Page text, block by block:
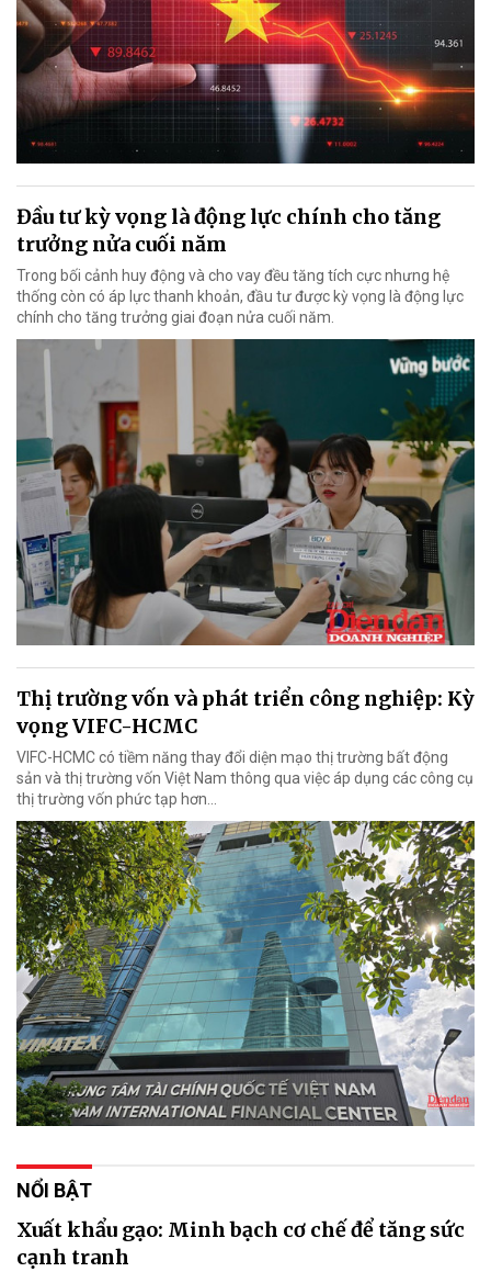
Đầu tư kỳ vọng là động lực chính cho tăng
trưởng nửa cuối năm
Trong bối cảnh huy động và cho vay đều tăng tích cực nhưng hệ
thống còn có áp lực thanh khoản, đầu tư được kỳ vọng là động lực
chính cho tăng trưởng giai đoạn nửa cuối năm.
Thị trường vốn và phát triển công nghiệp: Kỳ
vọng VIFC-HCMC
VIFC-HCMC có tiềm năng thay đổi diện mạo thị trường bất động
sản và thị trường vốn Việt Nam thông qua việc áp dụng các công cụ
thị trường vốn phức tạp hơn...
NỔI BẬT
Xuất khẩu gạo: Minh bạch cơ chế để tăng sức
cạnh tranh